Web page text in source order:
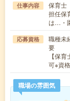
仕事内容
保育士
担任保
は…・
応募資格
職種未
要
【保
可※資
職場の雰囲気